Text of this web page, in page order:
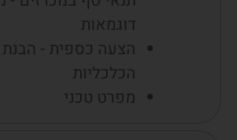
דוגמאות
הצעה כספית -
הכלכליות
מפרט טכני